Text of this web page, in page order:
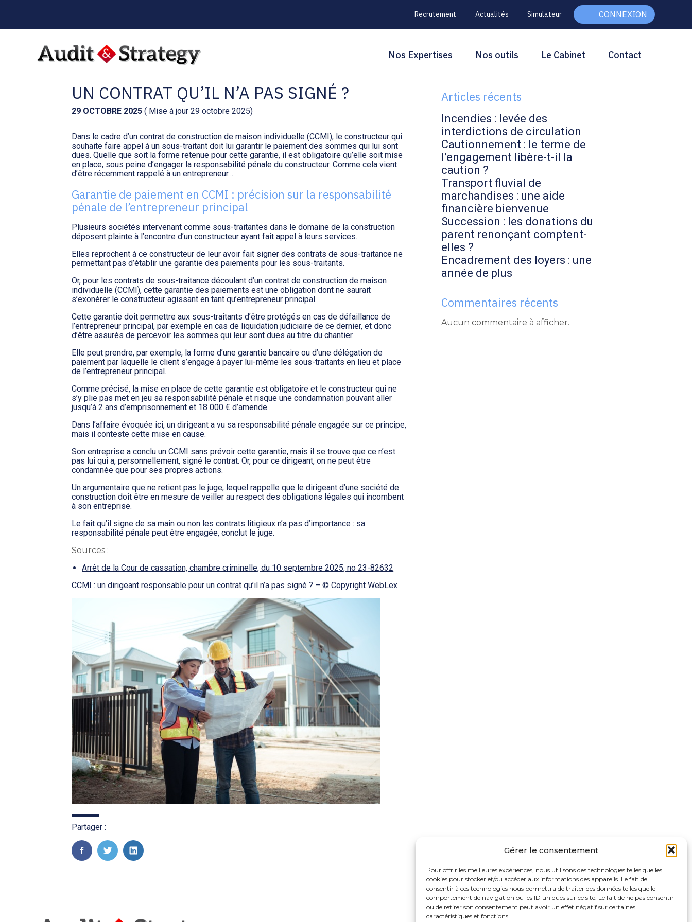
Gérer le consentement
Pour offrir les meilleures expériences, nous utilisons des technologies telles que les
cookies pour stocker et/ou accéder aux informations des appareils. Le fait de
consentir à ces technologies nous permettra de traiter des données telles que le
comportement de navigation ou les ID uniques sur ce site. Le fait de ne pas consentir
ou de retirer son consentement peut avoir un effet négatif sur certaines
caractéristiques et fonctions.
sub-
header
Recrutement Actualités Simulateur CONNEXION
Aller
Principal
Nos Expertises Nos outils Le Cabinet Contact
UN CONTRAT QU’IL N’A PAS SIGNÉ ?
29 OCTOBRE 2025 ( Mise à jour 29 octobre 2025)
Dans le cadre d’un contrat de construction de maison individuelle (CCMI), le constructeur qui
souhaite faire appel à un sous-traitant doit lui garantir le paiement des sommes qui lui sont
dues. Quelle que soit la forme retenue pour cette garantie, il est obligatoire qu’elle soit mise
en place, sous peine d’engager la responsabilité pénale du constructeur. Comme cela vient
d’être récemment rappelé à un entrepreneur…
Garantie de paiement en CCMI : précision sur la responsabilité
pénale de l’entrepreneur principal
Plusieurs sociétés intervenant comme sous-traitantes dans le domaine de la construction
déposent plainte à l’encontre d’un constructeur ayant fait appel à leurs services.
Elles reprochent à ce constructeur de leur avoir fait signer des contrats de sous-traitance ne
permettant pas d’établir une garantie des paiements pour les sous-traitants.
Or, pour les contrats de sous-traitance découlant d’un contrat de construction de maison
individuelle (CCMI), cette garantie des paiements est une obligation dont ne saurait
s’exonérer le constructeur agissant en tant qu’entrepreneur principal.
Cette garantie doit permettre aux sous-traitants d’être protégés en cas de défaillance de
l’entrepreneur principal, par exemple en cas de liquidation judiciaire de ce dernier, et donc
d’être assurés de percevoir les sommes qui leur sont dues au titre du chantier.
Elle peut prendre, par exemple, la forme d’une garantie bancaire ou d’une délégation de
paiement par laquelle le client s’engage à payer lui-même les sous-traitants en lieu et place
de l’entrepreneur principal.
Comme précisé, la mise en place de cette garantie est obligatoire et le constructeur qui ne
s’y plie pas met en jeu sa responsabilité pénale et risque une condamnation pouvant aller
jusqu’à 2 ans d’emprisonnement et 18 000 € d’amende.
Dans l’affaire évoquée ici, un dirigeant a vu sa responsabilité pénale engagée sur ce principe,
mais il conteste cette mise en cause.
Son entreprise a conclu un CCMI sans prévoir cette garantie, mais il se trouve que ce n’est
pas lui qui a, personnellement, signé le contrat. Or, pour ce dirigeant, on ne peut être
condamnée que pour ses propres actions.
Un argumentaire que ne retient pas le juge, lequel rappelle que le dirigeant d’une société de
construction doit être en mesure de veiller au respect des obligations légales qui incombent
à son entreprise.
Le fait qu’il signe de sa main ou non les contrats litigieux n’a pas d’importance : sa
responsabilité pénale peut être engagée, conclut le juge.
Sources :
Arrêt de la Cour de cassation, chambre criminelle, du 10 septembre 2025, no 23-82632
CCMI : un dirigeant responsable pour un contrat qu’il n’a pas signé ? – © Copyright WebLex
Partager :
FaceBook
TwitterLinkedIn
Blog
Rechercher
Articles récents
Incendies : levée des
interdictions de circulation
Cautionnement : le terme de
l’engagement libère-t-il la
caution ?
Transport fluvial de
marchandises : une aide
financière bienvenue
Succession : les donations du
parent renonçant comptent-
elles ?
Encadrement des loyers : une
année de plus
Commentaires récents
Aucun commentaire à afficher.